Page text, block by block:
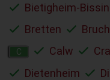
Bietigheim-
Bretten
C Calw
Dietenheim